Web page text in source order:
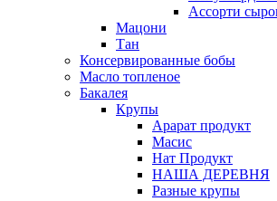
Ассорти
Мацони
Тан
Консервированные бобы
Масло топленое
Бакалея
Крупы
Арарат продукт
Масис
Нат Продукт
НАША ДЕРЕВНЯ
Разные крупы